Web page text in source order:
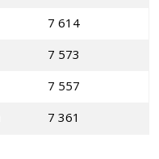
7 614
7 573
7 557
7 361